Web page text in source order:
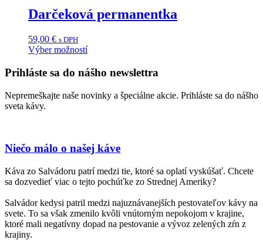
na
stránke
produktu.
má
viacero
Možnosti
si
vybrať
stránke
produktu.
Darčeková permanentka
59,00 € s DPH
Výber možností
produkt
viacero
variantov.
Možnosti
vybrať
na
produktu.
Prihláste sa do nášho newslettra
Nepremeškajte naše novinky a špeciálne akcie. Prihláste sa do nášho
sveta kávy.
Niečo málo o našej káve
Káva zo Salvádoru patrí medzi tie, ktoré sa oplatí vyskúšať. Chcete
sa dozvedieť viac o tejto pochúťke zo Strednej Ameriky?
Salvádor kedysi patril medzi najuznávanejších pestovateľov kávy na
svete. To sa však zmenilo kvôli vnútorným nepokojom v krajine,
ktoré mali negatívny dopad na pestovanie a vývoz zelených zŕn z
krajiny.